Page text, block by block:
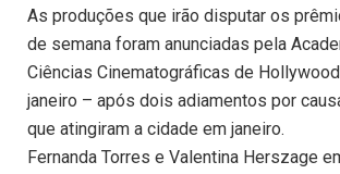
As produções que irão disputar os
de semana foram anunciadas pela
Ciências Cinematográficas de
janeiro – após dois adiamentos por
que atingiram a cidade em janeiro.
Fernanda Torres e Valentina Herszage